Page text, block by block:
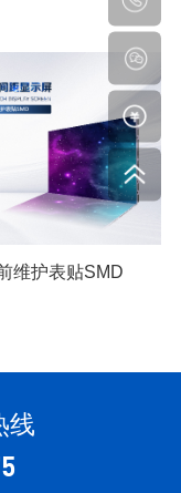
维护表贴SMD
线